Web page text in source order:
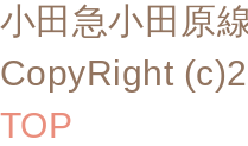
小田急小田原
CopyRight
TOP